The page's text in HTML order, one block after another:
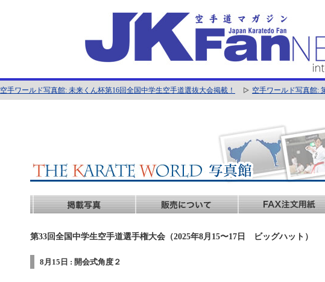
空手ワールド写真館: 未来くん杯第16回全国中学生空手道選抜大会掲載！ 空手ワールド写真館:
第33回全国中学生空手道選手権大会（2025年8月15〜17日 ビッグハット）
8月15日 : 開会式角度２